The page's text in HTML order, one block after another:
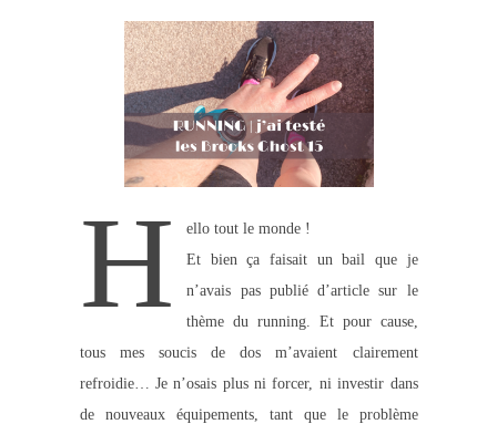
H
ello tout le monde !
Et bien ça faisait un bail que je
n’avais pas publié d’article sur le
thème du running. Et pour cause,
tous mes soucis de dos m’avaient clairement
refroidie… Je n’osais plus ni forcer, ni investir dans
de nouveaux équipements, tant que le problème